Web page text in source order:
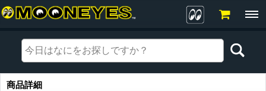
商品詳細
商品詳細